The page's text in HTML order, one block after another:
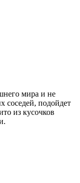
мира и не
соседей, подойдет
из кусочков